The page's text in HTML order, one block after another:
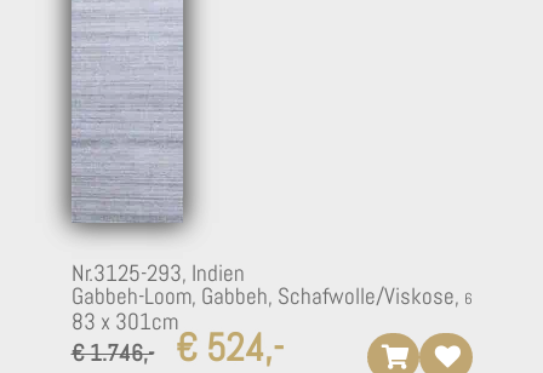
Nr.3125-293, Indien
Gabbeh-Loom, Gabbeh, Schafwolle/Viskose,
83 x 301cm
€ 1.746,-
€ 524,-